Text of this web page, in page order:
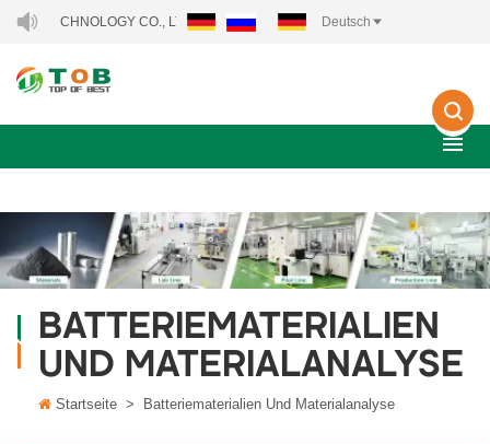
TECHNOLOGY CO., LTD.. Deutsch
BATTERIEMATERIALIEN
UND MATERIALANALYSE
Startseite > Batteriematerialien Und Materialanalyse